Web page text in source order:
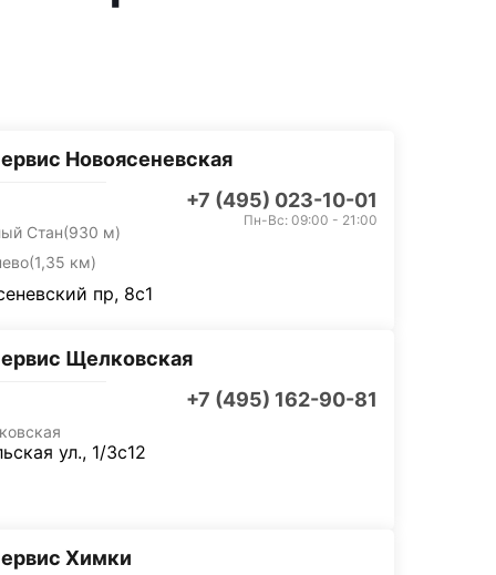
Новоясеневская
+7 (495) 023-10-01
Стан(930 м)
(1,35 км)
Пн-Вс: 09:00 - 21:00
пр, 8с1
Щелковская
+7 (495) 162-90-81
ул., 1/3с12
Химки